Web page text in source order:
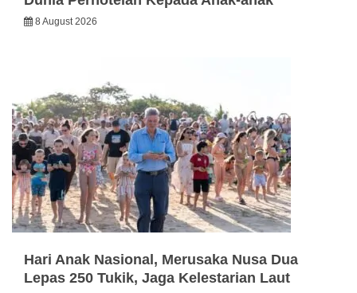
8 August 2026
Hari Anak Nasional, Merusaka Nusa Dua
Lepas 250 Tukik, Jaga Kelestarian Laut